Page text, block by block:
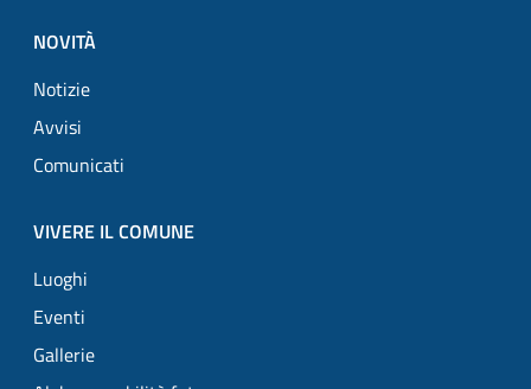
NOVITÀ
Notizie
Avvisi
Comunicati
VIVERE IL COMUNE
Luoghi
Eventi
Gallerie